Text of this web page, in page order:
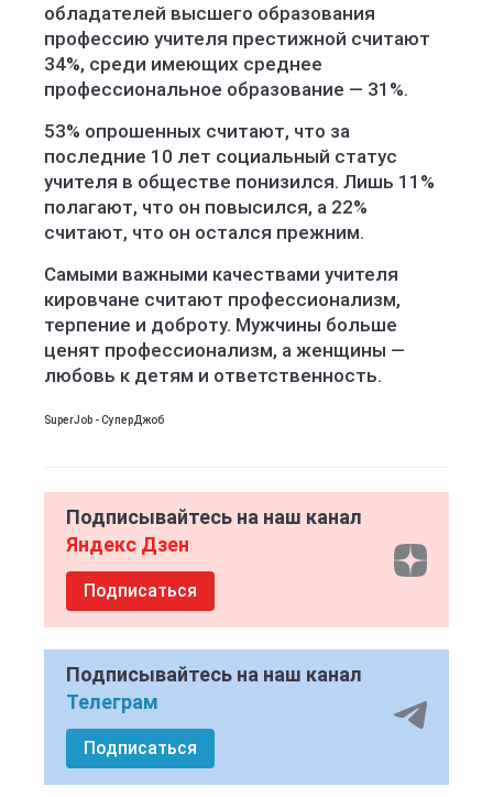
обладателей высшего образования
профессию учителя престижной считают
34%, среди имеющих среднее
профессиональное образование — 31%.
53% опрошенных считают, что за
последние 10 лет социальный статус
учителя в обществе понизился. Лишь 11%
полагают, что он повысился, а 22%
считают, что он остался прежним.
Самыми важными качествами учителя
кировчане считают профессионализм,
терпение и доброту. Мужчины больше
ценят профессионализм, а женщины —
любовь к детям и ответственность.
SuperJob - СуперДжоб
Подписывайтесь на наш канал
Яндекс Дзен
Подписаться
Подписывайтесь на наш канал
Телеграм
Подписаться